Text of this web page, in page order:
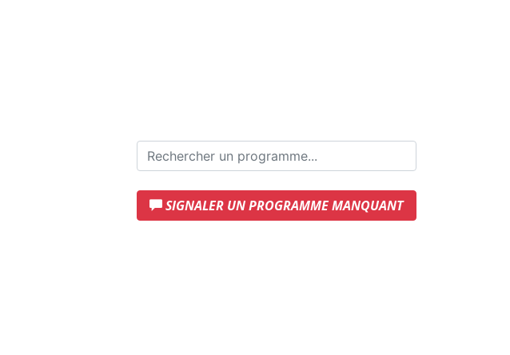
SIGNALER UN PROGRAMME MANQUANT